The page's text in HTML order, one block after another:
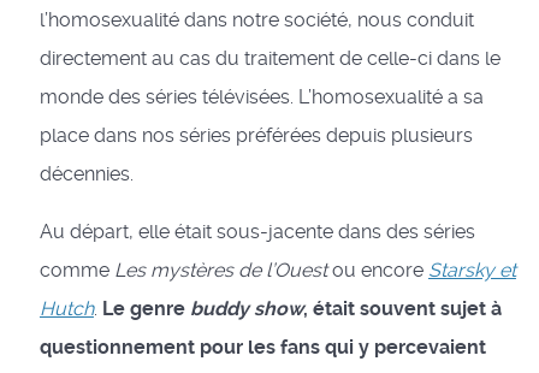
l’homosexualité dans notre société, nous conduit
directement au cas du traitement de celle-ci dans le
monde des séries télévisées. L’homosexualité a sa
place dans nos séries préférées depuis plusieurs
décennies.
Au départ, elle était sous-jacente dans des séries
comme Les mystères de l’Ouestou encore Starsky et
Hutch. Le genre buddy show, était souvent sujet à
questionnement pour les fans qui y percevaient